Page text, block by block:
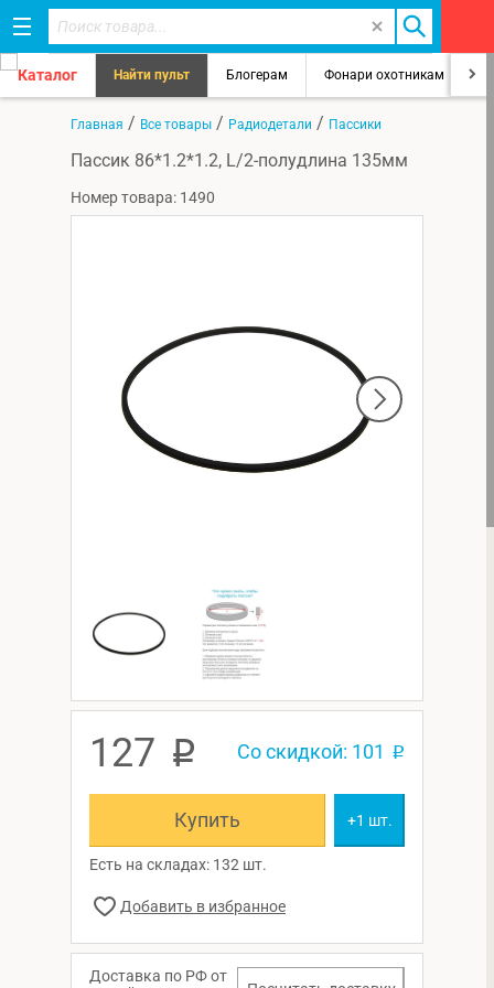
Каталог Найти пульт Блогерам Фонари охотникам
Главная / Все товары / Радиодетали / Пассики
Пассик 86*1.2*1.2, L/2-полудлина 135мм
Номер товара: 1490
127 p Со скидкой: 101 p
Купить +1 шт.
Есть на складах: 132 шт.
Доставка по РФ от